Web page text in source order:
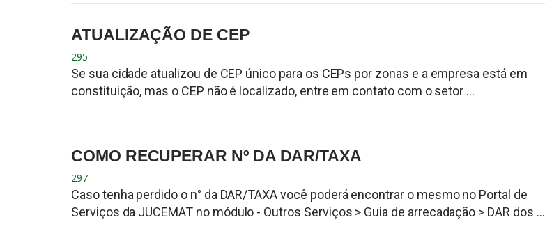
ATUALIZAÇÃO DE CEP
295
Se sua cidade atualizou de CEP único para os CEPs por zonas e a empresa está em
constituição, mas o CEP não é localizado, entre em contato com o setor ...
COMO RECUPERAR Nº DA DAR/TAXA
297
Caso tenha perdido o n° da DAR/TAXA você poderá encontrar o mesmo no Portal de
Serviços da JUCEMAT no módulo - Outros Serviços > Guia de arrecadação > DAR dos ...